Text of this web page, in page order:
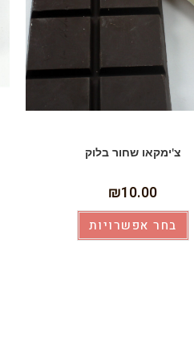
צ'ימקאו שחור בלוק
₪10.00
בחר אפשרויות